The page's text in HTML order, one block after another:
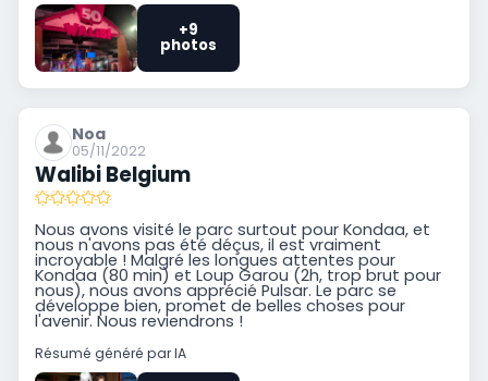
+9
photos
Noa
05/11/2022
Walibi Belgium
Nous avons visité le parc surtout pour Kondaa, et
nous n'avons pas été déçus, il est vraiment
incroyable ! Malgré les longues attentes pour
Kondaa (80 min) et Loup Garou (2h, trop brut pour
nous), nous avons apprécié Pulsar. Le parc se
développe bien, promet de belles choses pour
l'avenir. Nous reviendrons !
Résumé généré par IA